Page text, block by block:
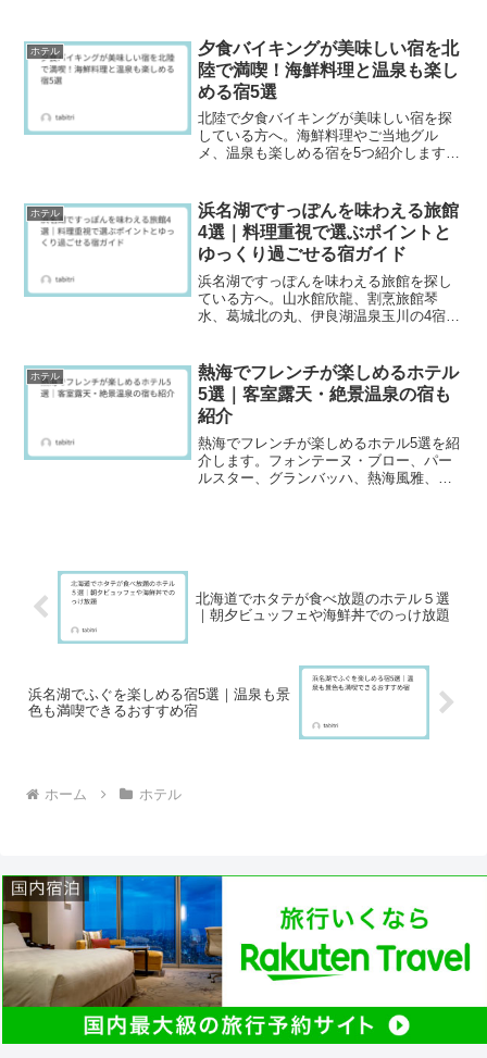
ホテル
夕食バイキングが美味しい宿を北
陸で満喫！海鮮料理と温泉も楽し
める宿5選
北陸で夕食バイキングが美味しい宿を探
している方へ。海鮮料理やご当地グル
メ、温泉も楽しめる宿を5つ紹介します。
容です。
ホテル
浜名湖ですっぽんを味わえる旅館
4選｜料理重視で選ぶポイントと
ゆっくり過ごせる宿ガイド
浜名湖ですっぽんを味わえる旅館を探し
ている方へ。山水館欣龍、割烹旅館琴
水、葛城北の丸、伊良湖温泉玉川の4宿を
理説明・提供条件を確認するコツも解
説。部屋食や個室、温泉の有無、眺望や
過ごし方まで整理し、料理重視のご褒美
旅に役立つ情報をまとめました。
ホテル
熱海でフレンチが楽しめるホテル
5選｜客室露天・絶景温泉の宿も
紹介
熱海でフレンチが楽しめるホテル5選を紹
介します。フォンテーヌ・ブロー、パー
ルスター、グランバッハ、熱海風雅、ホ
北海道でホタテが食べ放題のホテル５選
｜朝夕ビュッフェや海鮮丼でのっけ放題
浜名湖でふぐを楽しめる宿5選｜温泉も景
色も満喫できるおすすめ宿
ホーム ホテル